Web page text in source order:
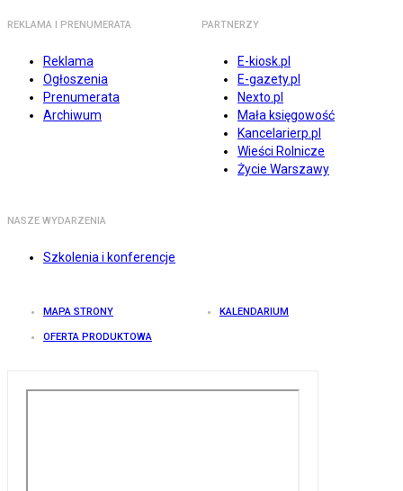
REKLAMA I PRENUMERATA
Reklama
Ogłoszenia
Prenumerata
Archiwum
PARTNERZY
E-kiosk.pl
E-gazety.pl
Nexto.pl
Mała księgowość
Kancelarierp.pl
Wieści Rolnicze
Życie Warszawy
NASZE WYDARZENIA
Szkolenia i konferencje
MAPA STRONY KALENDARIUM
OFERTA PRODUKTOWA